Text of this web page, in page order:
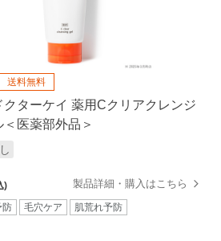
送料無料
クターケイ 薬用Cクリアクレンジ
＜医薬部外品＞
) 製品詳細・購入はこちら
防 毛穴ケア 肌荒れ予防